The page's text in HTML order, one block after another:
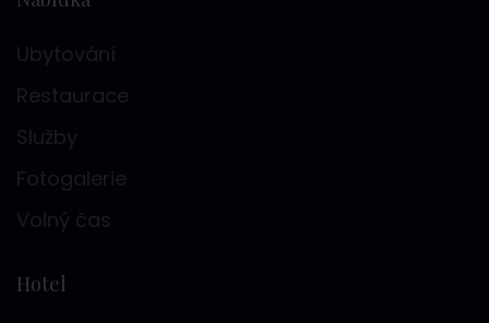
Ubytování
Restaurace
Služby
Fotogalerie
Volný čas
Hotel